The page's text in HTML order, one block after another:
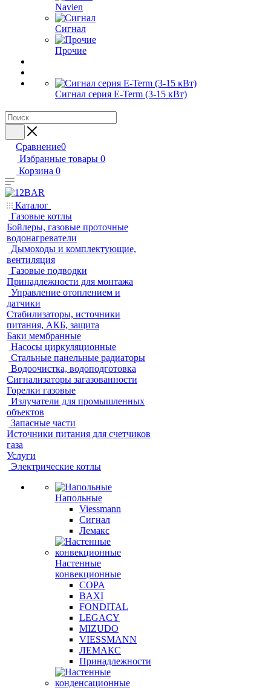
Navien
Сигнал
Прочие
Сигнал серия E-Term (3-15 кВт)
Сравнение0
Избранные товары 0
Корзина 0
Каталог
Газовые котлы
Бойлеры, газовые проточные
водонагреватели
Дымоходы и комплектующие,
вентиляция
Газовые подводки
Принадлежности для монтажа
Управление отоплением и
датчики
Стабилизаторы, источники
питания, АКБ, защита
Баки мембранные
Насосы циркуляционные
Стальные панельные радиаторы
Водоочистка, водоподготовка
Сигнализаторы загазованности
Горелки газовые
Излучатели для промышленных
объектов
Запасные части
Источники питания для счетчиков
газа
Услуги
Электрические котлы
Напольные
Viessmann
Сигнал
Лемакс
Настенные
конвекционные
COPA
BAXI
FONDITAL
LEGACY
MIZUDO
VIESSMANN
ЛЕМАКС
Принадлежности